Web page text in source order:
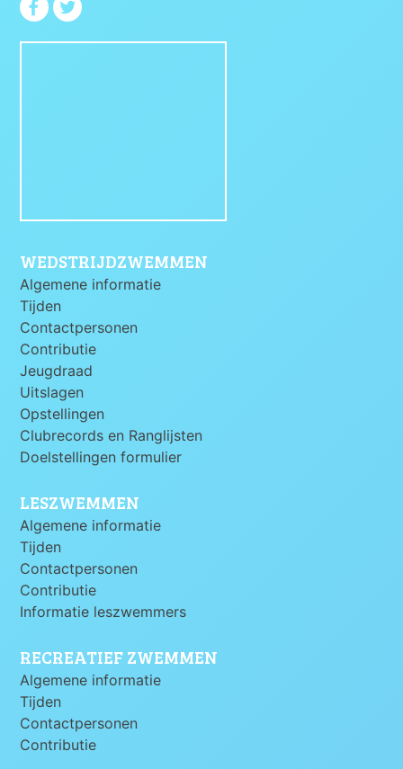
WEDSTRIJDZWEMMEN
Algemene informatie
Tijden
Contactpersonen
Contributie
Jeugdraad
Uitslagen
Opstellingen
Clubrecords en Ranglijsten
Doelstellingen formulier
LESZWEMMEN
Algemene informatie
Tijden
Contactpersonen
Contributie
Informatie leszwemmers
RECREATIEF ZWEMMEN
Algemene informatie
Tijden
Contactpersonen
Contributie